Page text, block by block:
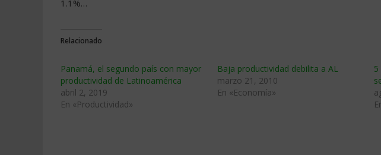
1.1%…
Relacionado
Panamá, el segundo país con mayor
productividad de Latinoamérica
abril 2, 2019
En «Productividad»
Baja productividad debilita a AL
marzo 21, 2010
En «Economía»